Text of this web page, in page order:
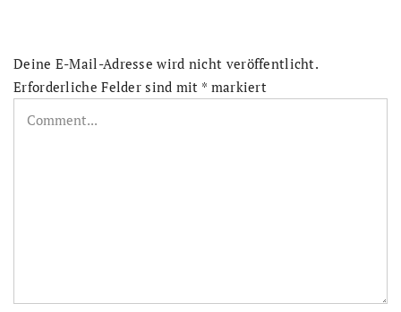
Deine E-Mail-Adresse wird nicht veröffentlicht.
Erforderliche Felder sind mit * markiert